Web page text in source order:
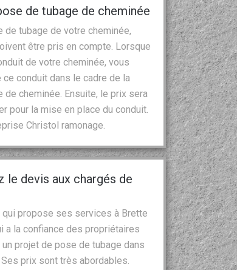
de tubage de cheminée
tubage de votre cheminée,
être pris en compte. Lorsque
de votre cheminée, vous
conduit dans le cadre de la
cheminée. Ensuite, le prix sera
pour la mise en place du conduit.
Christol ramonage.
le devis aux chargés de
propose ses services à Brette
a la confiance des propriétaires
projet de pose de tubage dans
prix sont très abordables.